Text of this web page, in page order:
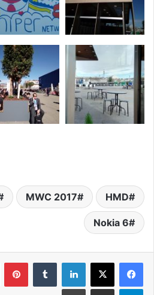
HMD
MWC 2017
Nokia 6
لينكدإن